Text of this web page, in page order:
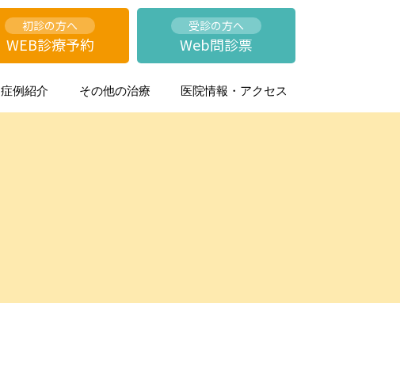
初診の方へ
WEB診療予約
受診の方へ
Web問診票
症例紹介 その他の治療 医院情報・アクセス